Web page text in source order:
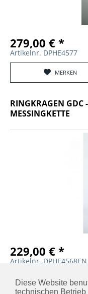
279,00 € *
Artikelnr. DPHE4577
MERKEN
RINGKRAGEN GDC
MESSINGKETTE
229,00 € *
Artikelnr. DPHE4568EN
MERKEN
Diese Website
technischen